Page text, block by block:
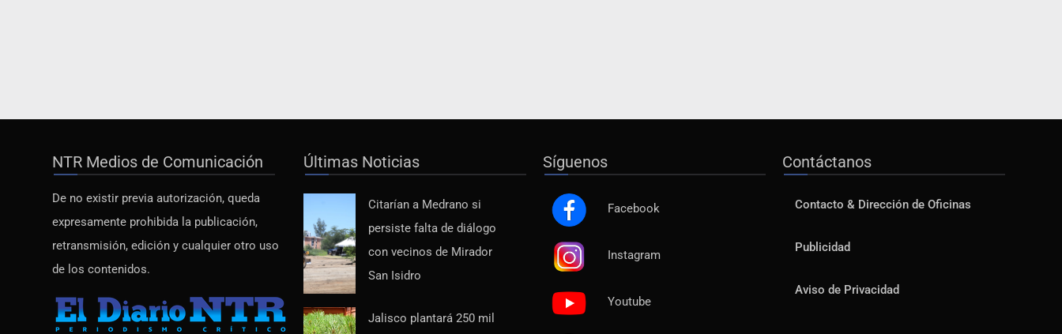
NTR Medios de Comunicación
De no existir previa autorización, queda
expresamente prohibida la publicación,
retransmisión, edición y cualquier otro uso
de los contenidos.
Últimas Noticias
Citarían a Medrano si
persiste falta de diálogo
con vecinos de Mirador
San Isidro
Jalisco plantará 250 mil
Síguenos
Facebook
Instagram
Youtube
Contáctanos
Contacto & Dirección de Oficinas
Publicidad
Aviso de Privacidad